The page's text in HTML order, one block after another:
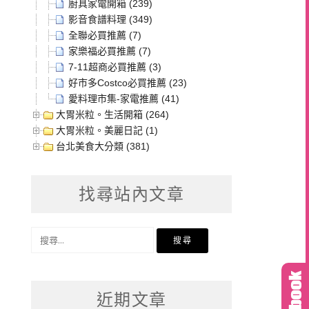
廚具家電開箱 (239)
影音食譜料理 (349)
全聯必買推薦 (7)
家樂福必買推薦 (7)
7-11超商必買推薦 (3)
好市多Costco必買推薦 (23)
愛料理市集-家電推薦 (41)
大胃米粒。生活開箱 (264)
大胃米粒。美麗日記 (1)
台北美食大分類 (381)
找尋站內文章
近期文章